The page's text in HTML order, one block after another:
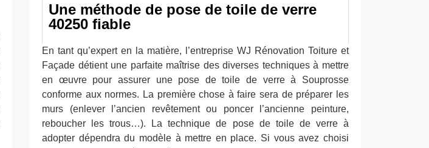
Une méthode de pose de toile de verre
40250 fiable
En tant qu’expert en la matière, l’entreprise WJ Rénovation Toiture et
Façade détient une parfaite maîtrise des diverses techniques à mettre
en œuvre pour assurer une pose de toile de verre à Souprosse
conforme aux normes. La première chose à faire sera de préparer les
murs (enlever l’ancien revêtement ou poncer l’ancienne peinture,
reboucher les trous…). La technique de pose de toile de verre à
adopter dépendra du modèle à mettre en place. Si vous avez choisi